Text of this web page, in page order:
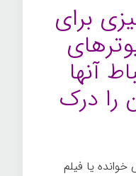
برای
آنها
را درک
یا فیلم